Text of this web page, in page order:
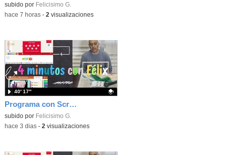
Contenido educativo.
subido por Felicisimo G.
-hace 7 horas- 2 visualizaciones
Programa con Scratch, 8 diferentes juegos para vivir la emoción de los partidos de España en el mundial 2026
Contenido educativo.
subido por Felicisimo G.
40′ 17″
-hace 3 dias- 2 visualizaciones